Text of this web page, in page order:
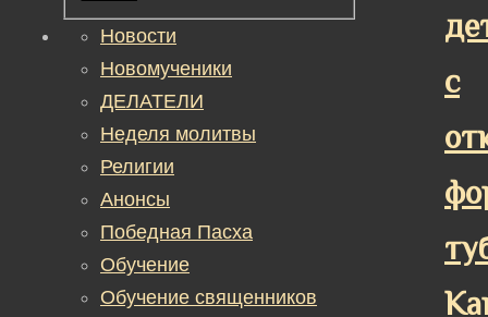
с
Новости
Новомученики
ДЕЛАТЕЛИ
Неделя молитвы
Религии
Анонсы
Победная Пасха
Обучение
Обучение священников